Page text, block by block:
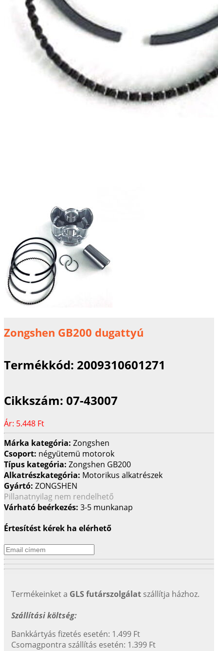
Zongshen GB200 dugattyú
Termékkód: 2009310601271
Cikkszám: 07-43007
Ár: 5.448 Ft
Márka kategória: Zongshen
Csoport: négyütemü motorok
Típus kategória: Zongshen GB200
Alkatrészkategória: Motorikus alkatrészek
Gyártó: ZONGSHEN
Pillanatnyilag nem rendelhető
Várható beérkezés: 3-5 munkanap
Értesítést kérek ha elérhető
Termékeinket a GLS futárszolgálat szállítja házhoz.
Szállítási költség:
Bankkártyás fizetés esetén: 1.499 Ft
Csomagpontra szállítás esetén: 1.399 Ft